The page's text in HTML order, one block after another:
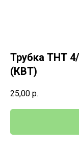
Трубка ТНТ
(КВТ)
25,00 р.